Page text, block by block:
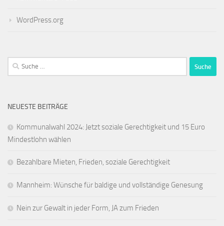
WordPress.org
Suche
nach:
NEUESTE BEITRÄGE
Kommunalwahl 2024: Jetzt soziale Gerechtigkeit und 15 Euro
Mindestlohn wählen
Bezahlbare Mieten, Frieden, soziale Gerechtigkeit
Mannheim: Wünsche für baldige und vollständige Genesung
Nein zur Gewalt in jeder Form, JA zum Frieden